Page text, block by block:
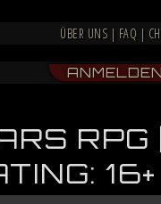
ÜBER UNS | FAQ |